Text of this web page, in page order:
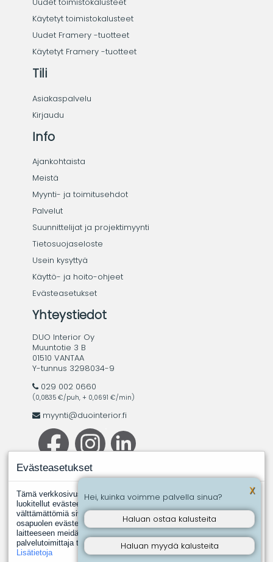
Käytetyt toimistokalusteet
Uudet Framery -tuotteet
Käytetyt Framery -tuotteet
Tili
Asiakaspalvelu
Kirjaudu
Info
Ajankohtaista
Meistä
Myynti- ja toimitusehdot
Palvelut
Suunnittelijat ja projektimyynti
Tietosuojaseloste
Usein kysyttyä
Käyttö- ja hoito-ohjeet
Evästeasetukset
Yhteystiedot
DUO Interior Oy
Muuntotie 3 B
01510 VANTAA
Y-tunnus 3298034-9
029 002 0660
(0,0835 €/puh, + 0,0691 €/min)
myynti@duointerior.fi
X
Hei, kuinka voimme palvella sinua?
Haluan ostaa kalusteita
Haluan myydä kalusteita
Evästeasetukset
Tämä verkkosivusto käyttää evästeitä. Evästeistä välttämättömiksi
luokitellut evästeet tallennetaan selaimeesi, koska ne ovat
välttämättömiä sivuston perustoimintoja varten. Muut, kolmannen
osapuolen evästeet ovat evästeitä, joita joku toinen taho asentaa
laitteeseen meidän puolestamme. Näin tapahtuu silloin, kun jokin
palvelutoimittaja tuottaa meille esimerkiksi analyysipalveluita.
Lisätietoja